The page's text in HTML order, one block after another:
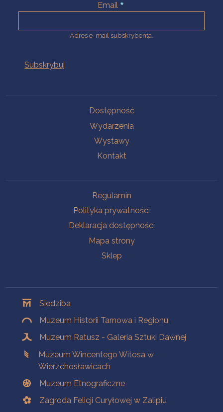
Email
Adres e-mail subskrybenta.
Dostępność
Wydarzenia
Wystawy
Kontakt
Regulamin
Polityka prywatności
Deklaracja dostępności
Mapa strony
Sklep
Siedziba
Muzeum Historii Tarnowa i Regionu
Muzeum Ratusz - Galeria Sztuki Dawnej
Muzeum Wincentego Witosa w
Wierzchosławicach
Muzeum Etnograficzne
Zagroda Felicji Curyłowej w Zalipiu